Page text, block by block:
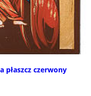
płaszcz czerwony